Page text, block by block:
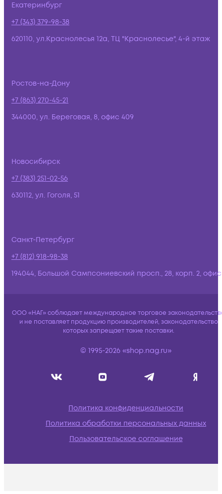
Екатеринбург
+7 (343) 379-98-38
620110, ул.Краснолесья 12а, ТЦ "Краснолесье", 4-й этаж
Ростов-на-Дону
+7 (863) 270-45-21
344000, ул. Береговая, 8, офис 409
Новосибирск
+7 (383) 251-02-56
630112, ул. Гоголя, 51
Санкт-Петербург
+7 (812) 918-98-38
194044, Большой Сампсониевский просп., 28, корп. 2,
ООО «НАГ» соблюдает международное торговое
и не поставляет продукцию производителей, законодательство
которых запрещает такие поставки.
© 1995-2026 «shop.nag.ru»
Политика конфиденциальности
Политика обработки персональных данных
Пользовательское соглашение